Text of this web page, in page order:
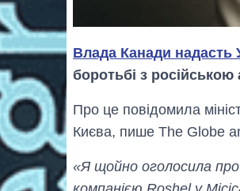
Влада Канади надасть
боротьбі з російською
Про це повідомила
Києва, пише The Globe
«Я щойно оголосила